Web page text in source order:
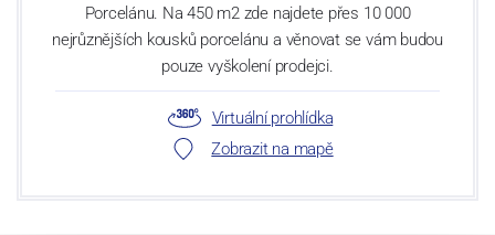
Porcelánu. Na 450 m2 zde najdete přes 10 000
nejrůznějších kousků porcelánu a věnovat se vám budou
pouze vyškolení prodejci.
Virtuální prohlídka
Zobrazit na mapě